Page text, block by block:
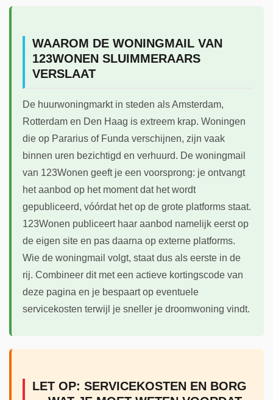
WAAROM DE WONINGMAIL VAN
123WONEN SLUIMMERAARS
VERSLAAT
De huurwoningmarkt in steden als Amsterdam,
Rotterdam en Den Haag is extreem krap. Woningen
die op Pararius of Funda verschijnen, zijn vaak
binnen uren bezichtigd en verhuurd. De woningmail
van 123Wonen geeft je een voorsprong: je ontvangt
het aanbod op het moment dat het wordt
gepubliceerd, vóórdat het op de grote platforms staat.
123Wonen publiceert haar aanbod namelijk eerst op
de eigen site en pas daarna op externe platforms.
Wie de woningmail volgt, staat dus als eerste in de
rij. Combineer dit met een actieve kortingscode van
deze pagina en je bespaart op eventuele
servicekosten terwijl je sneller je droomwoning vindt.
LET OP: SERVICEKOSTEN EN BORG